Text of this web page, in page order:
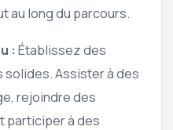
au long du parcours.
: Établissez des
Assister à des
rejoindre des
participer à des